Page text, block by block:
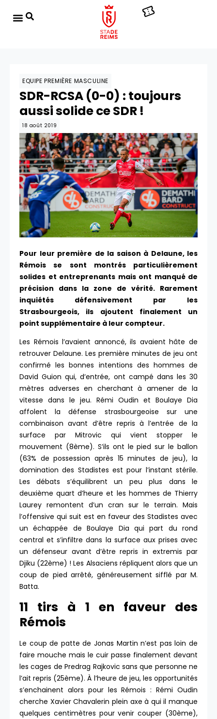
EQUIPE PREMIÈRE MASCULINE
SDR-RCSA (0-0) : toujours
aussi solide ce SDR !
18 août 2019
Pour leur première de la saison à Delaune, les
Rémois se sont montrés particulièrement
solides et entreprenants mais ont manqué de
précision dans la zone de vérité. Rarement
inquiétés défensivement par les
Strasbourgeois, ils ajoutent finalement un
point supplémentaire à leur compteur.
Les Rémois l’avaient annoncé, ils avaient hâte de
retrouver Delaune. Les première minutes de jeu ont
confirmé les bonnes intentions des hommes de
David Guion qui, d’entrée, ont campé dans les 30
mètres adverses en cherchant à amener de la
vitesse dans le jeu. Rémi Oudin et Boulaye Dia
affolent la défense strasbourgeoise sur une
combinaison avant d’être repris à l’entrée de la
surface par Mitrovic qui vient stopper le
mouvement (8ème). S’ils ont le pied sur le ballon
(63% de possession après 15 minutes de jeu), la
domination des Stadistes est pour l’instant stérile.
Les débats s’équilibrent un peu plus dans le
deuxième quart d’heure et les hommes de Thierry
Laurey remontent d’un cran sur le terrain. Mais
l’offensive qui suit est en faveur des Stadistes avec
un échappée de Boulaye Dia qui part du rond
central et s’infiltre dans la surface aux prises avec
un défenseur avant d’être repris in extremis par
Djiku (22ème) ! Les Alsaciens répliquent alors que un
coup de pied arrêté, généreusement sifflé par M.
Batta.
11 tirs à 1 en faveur des
Rémois
Le coup de patte de Jonas Martin n’est pas loin de
faire mouche mais le cuir passe finalement devant
les cages de Predrag Rajkovic sans que personne ne
l’ait repris (25ème). À l’heure de jeu, les opportunités
s’enchainent alors pour les Rémois : Rémi Oudin
cherche Xavier Chavalerin plein axe à qui il manque
quelques centimètres pour venir couper (30ème),